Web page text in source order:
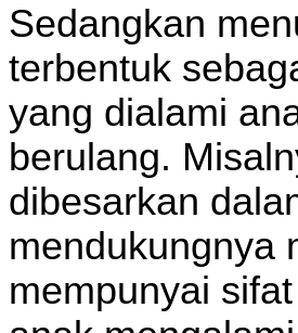
Sedangkan
terbentuk
yang dialami
berulang.
dibesarkan
mendukungnya
mempunyai